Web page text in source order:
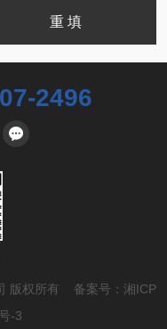
2496
版权所有 备案号： 湘ICP
-3